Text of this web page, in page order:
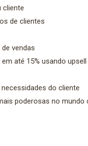
cliente
de clientes
vendas
até 15% usando
do cliente
poderosas no mundo